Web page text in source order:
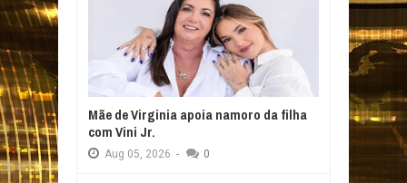
Mãe de Virginia apoia namoro da filha
com Vini Jr.
Aug 05, 2026 - 0